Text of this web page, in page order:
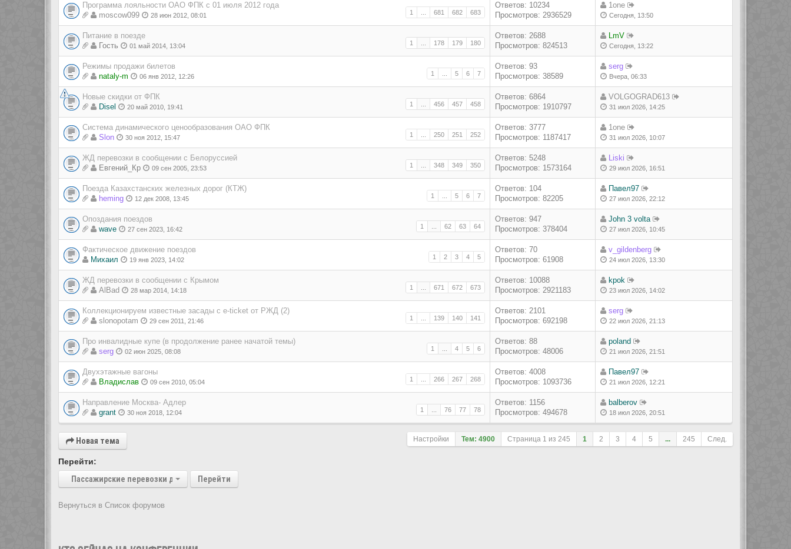
Программа лояльности ОАО ФПК с 01 июля 2012 года
1 681 682 683
moscow099 28 июн 2012, 08:01
Ответов: 10234
Просмотров: 2936529
1one
Сегодня, 13:50
Питание в поезде
1 178 179 180
Гость 01 май 2014, 13:04
Ответов: 2688
Просмотров: 824513
LmV
Сегодня, 13:22
Режимы продажи билетов
1 5 6 7
nataly-m 06 янв 2012, 12:26
Ответов: 93
Просмотров: 38589
serg
Вчера, 06:33
Новые скидки от ФПК
1 456 457 458
Disel 20 май 2010, 19:41
Ответов: 6864
Просмотров: 1910797
VOLGOGRAD613
31 июл 2026, 14:25
Система динамического ценообразования ОАО ФПК
1 250 251 252
Slon 30 ноя 2012, 15:47
Ответов: 3777
Просмотров: 1187417
1one
31 июл 2026, 10:07
ЖД перевозки в сообщении с Белоруссией
1 348 349 350
Евгений_Кр 09 сен 2005, 23:53
Ответов: 5248
Просмотров: 1573164
Liski
29 июл 2026, 16:51
Поезда Казахстанских железных дорог (КТЖ)
1 5 6 7
heming 12 дек 2008, 13:45
Ответов: 104
Просмотров: 82205
Павел97
27 июл 2026, 22:12
Опоздания поездов
1 62 63 64
wave 27 сен 2023, 16:42
Ответов: 947
Просмотров: 378404
John 3 volta
27 июл 2026, 10:45
Фактическое движение поездов
1 2 3 4 5
Михаил 19 янв 2023, 14:02
Ответов: 70
Просмотров: 61908
v_gildenberg
24 июл 2026, 13:30
ЖД перевозки в сообщении с Крымом
1 671 672 673
AlBad 28 мар 2014, 14:18
Ответов: 10088
Просмотров: 2921183
kpok
23 июл 2026, 14:02
Коллекционируем известные засады с e-ticket от РЖД (2)
1 139 140 141
slonopotam 29 сен 2011, 21:46
Ответов: 2101
Просмотров: 692198
serg
22 июл 2026, 21:13
Про инвалидные купе (в продолжение ранее начатой темы)
1 4 5 6
serg 02 июн 2025, 08:08
Ответов: 88
Просмотров: 48006
poland
21 июл 2026, 21:51
Двухэтажные вагоны
1 266 267 268
Владиcлав 09 сен 2010, 05:04
Ответов: 4008
Просмотров: 1093736
Павел97
21 июл 2026, 12:21
Направление Москва- Адлер
1 76 77 78
grant 30 ноя 2018, 12:04
Ответов: 1156
Просмотров: 494678
balberov
18 июл 2026, 20:51
Новая тема Настройки Тем: 4900 Страница 1 из 245 1 2 3 4 5 ... 245 След.
Перейти:
Пассажирские перевозки дальнего следования
Перейти
Вернуться в Список форумов